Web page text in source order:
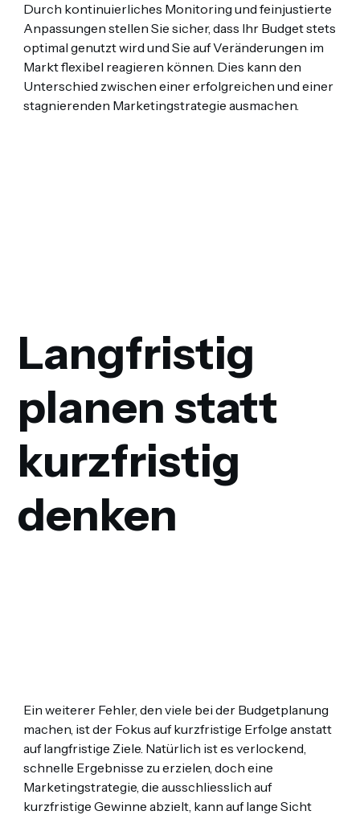
Durch kontinuierliches Monitoring und feinjustierte
Anpassungen stellen Sie sicher, dass Ihr Budget stets
optimal genutzt wird und Sie auf Veränderungen im
Markt flexibel reagieren können. Dies kann den
Unterschied zwischen einer erfolgreichen und einer
stagnierenden Marketingstrategie ausmachen.
Langfristig
planen statt
kurzfristig
denken
Ein weiterer Fehler, den viele bei der Budgetplanung
machen, ist der Fokus auf kurzfristige Erfolge anstatt
auf langfristige Ziele. Natürlich ist es verlockend,
schnelle Ergebnisse zu erzielen, doch eine
Marketingstrategie, die ausschliesslich auf
kurzfristige Gewinne abzielt, kann auf lange Sicht